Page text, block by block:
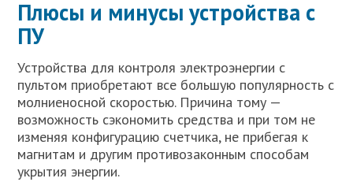
Плюсы и минусы устройства с
ПУ
Устройства для контроля электроэнергии с
пультом приобретают все большую популярность с
молниеносной скоростью. Причина тому —
возможность сэкономить средства и при том не
изменяя конфигурацию счетчика, не прибегая к
магнитам и другим противозаконным способам
укрытия энергии.